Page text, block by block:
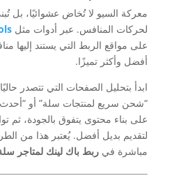
معركة السيو لا تُخاض عشوائيًا، بل
لحركات المنافس. عبر أدوات مثل
على مواقع الربط التي يستند إليها
أفضل وأكثر تميزًا.
ابدأ بتحليل الصفحات التي تتصدر
“شحن سريع لمنتجات سلة” أو
على بناء محتوى يتفوق بالجودة، ثم
لتقديم بديل أفضل. يُعتبر هذا من
مباشرة في ربط باك لينك لمتاجر